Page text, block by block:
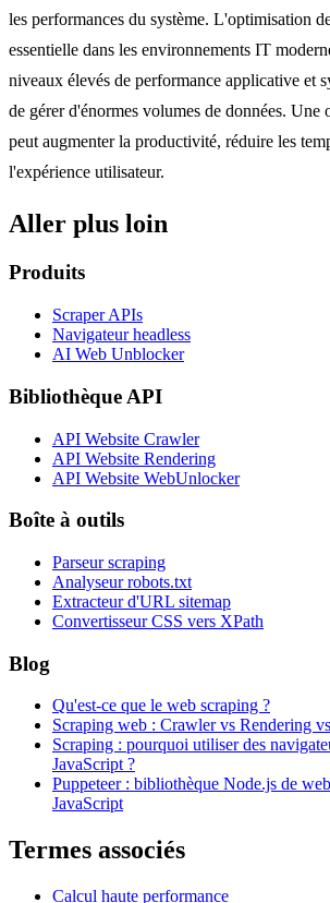
les performances du système. L'optimisation
essentielle dans les environnements IT
niveaux élevés de performance applicative et
de gérer d'énormes volumes de données. Une
peut augmenter la productivité, réduire les
l'expérience utilisateur.
Aller plus loin
Produits
Scraper APIs
Navigateur headless
AI Web Unblocker
Bibliothèque API
API Website Crawler
API Website Rendering
API Website WebUnlocker
Boîte à outils
Parseur scraping
Analyseur robots.txt
Extracteur d'URL sitemap
Convertisseur CSS vers XPath
Blog
Qu'est-ce que le web scraping ?
Scraping web : Crawler vs Rendering
Scraping : pourquoi utiliser des
JavaScript ?
Puppeteer : bibliothèque Node.js de
JavaScript
Termes associés
Calcul haute performance